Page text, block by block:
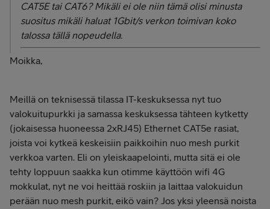
CAT5E tai CAT6? Mikäli ei ole niin tämä olisi minusta
suositus mikäli haluat 1Gbit/s verkon toimivan koko
talossa tällä nopeudella.
Moikka,
Meillä on teknisessä tilassa IT-keskuksessa nyt tuo
valokuitupurkki ja samassa keskuksessa tähteen kytketty
(jokaisessa huoneessa 2xRJ45) Ethernet CAT5e rasiat,
joista voi kytkeä keskeisiin paikkoihin nuo mesh purkit
verkkoa varten. Eli on yleiskaapelointi, mutta sitä ei ole
tehty loppuun saakka kun otimme käyttöön wifi 4G
mokkulat, nyt ne voi heittää roskiin ja laittaa valokuidun
perään nuo mesh purkit, eikö vain? Jos yksi yleensä noista